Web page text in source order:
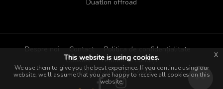
Duatlon offroad
Despre noi Contact
Politica de confidențialitate
Cookies
Termeni și condiții
Copyright zoomra.ro 2018
This website is using cookies.
We use them to give you the best experience. If you continue using our
website, we'll assume that you are happy to receive all cookies on this
website.
x